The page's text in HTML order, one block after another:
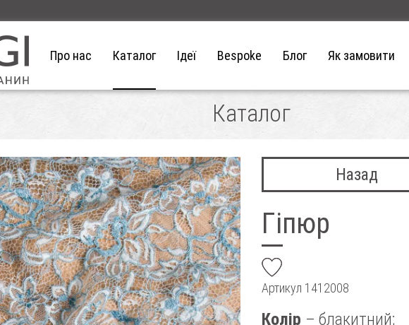
Про нас Каталог Ідеї Bespoke Блог Як замовити
Каталог
Назад
Гіпюр
Артикул 1412008
Колір – блакитний;